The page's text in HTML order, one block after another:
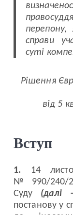
справи
суті
Рішення
від 5
Вступ
1.
14
№ 990/240/
Суду (далі
постанову у